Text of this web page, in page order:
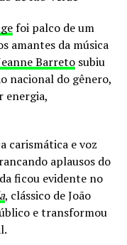
foi palco de um
amantes da música
Barretosubiu
nacional do gênero,
energia,
carismática e voz
aplausos do
ficou evidente no
, clássico de João
e transformou